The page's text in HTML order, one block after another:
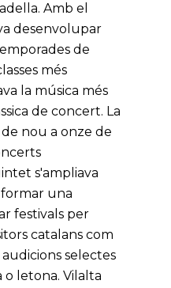
Amb el
desenvolupar
de
més
la música més
de concert. La
nou a onze de
s'ampliava
una
festivals per
catalans com
audicions selectes
o letona. Vilalta